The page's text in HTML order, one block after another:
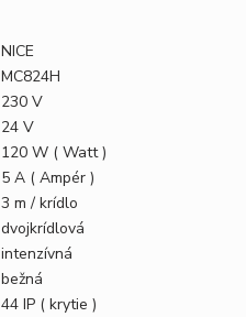
NICE
MC824H
230 V
24 V
120 W ( Watt )
5 A ( Ampér )
3 m / krídlo
dvojkrídlová
intenzívná
bežná
44 IP ( krytie )